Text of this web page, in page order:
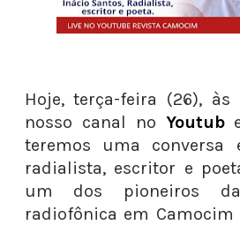
Hoje, terça-feira (26),
nosso canal no Youtub
teremos uma conversa
radialista, escritor e
um dos pioneiros da
radiofônica em Camocim